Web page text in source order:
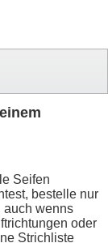
Seifen
bestelle nur
auch wenns
oder
Strichliste